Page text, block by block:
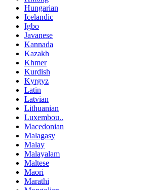
Hungarian
Icelandic
Igbo
Javanese
Kannada
Kazakh
Khmer
Kurdish
Kyrgyz
Latin
Latvian
Lithuanian
Luxembou..
Macedonian
Malagasy
Malay
Malayalam
Maltese
Maori
Marathi